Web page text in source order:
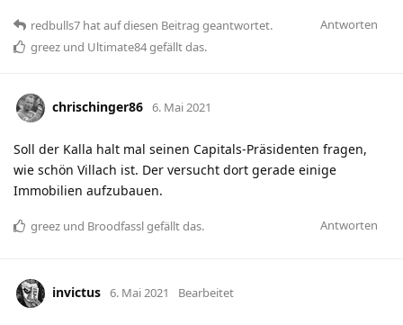
Antworten
redbulls7 hatauf diesen Beitrag geantwortet.
greez und Ultimate84gefällt das.
chrischinger86 6. Mai 2021
Soll der Kalla halt mal seinen Capitals-Präsidenten fragen,
wie schön Villach ist. Der versucht dort gerade einige
Immobilien aufzubauen.
Antworten
greez und Broodfasslgefällt das.
invictus 6. Mai 2021 Bearbeitet